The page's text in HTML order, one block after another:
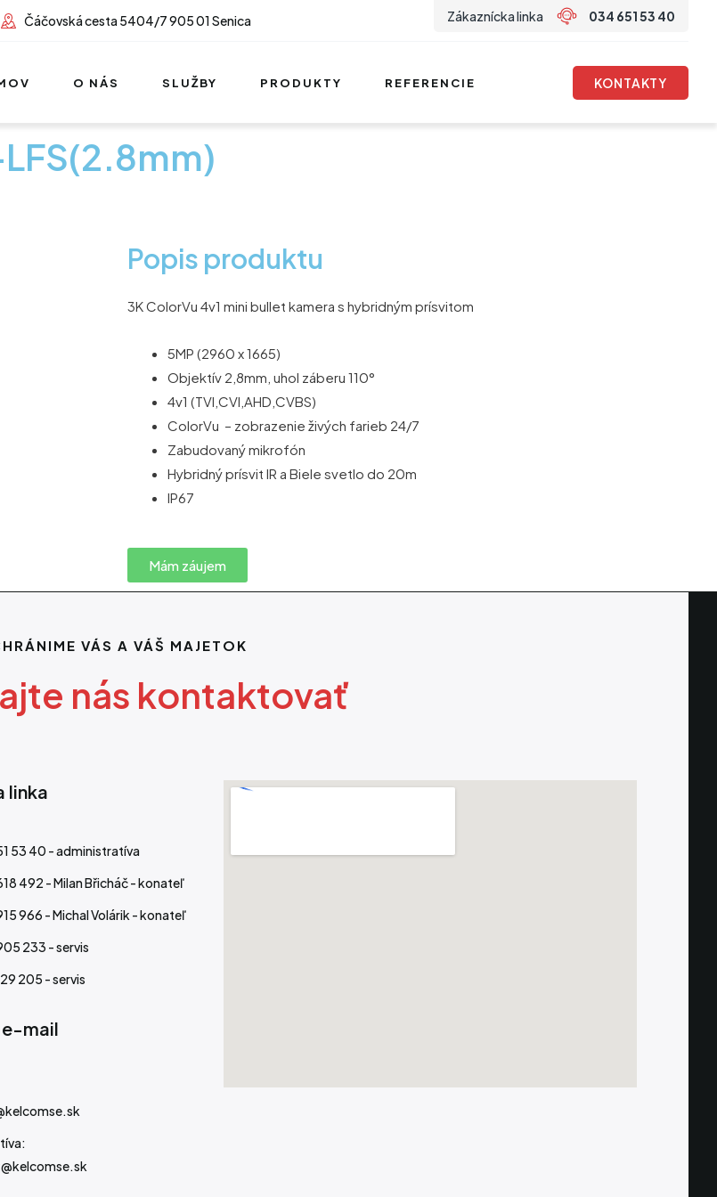
Čáčovská cesta 5404/7 905 01 Senica Zákaznícka linka 034 651 53 40
O NÁS SLUŽBY PRODUKTY REFERENCIE KONTAKTY
Popis produktu
3K ColorVu 4v1 mini bullet kamera s hybridným prísvitom
5MP (2960 x 1665)
Objektív 2,8mm, uhol záberu 110°
4v1 (TVI,CVI,AHD,CVBS)
ColorVu – zobrazenie živých farieb 24/7
Zabudovaný mikrofón
Hybridný prísvit IR a Biele svetlo do 20m
IP67
Mám záujem
VÁS A VÁŠ MAJETOK
nás kontaktovať
linka
53 40 - administratíva
492 - Milan Břicháč - konateľ
966 - Michal Volárik - konateľ
233 - servis
205 - servis
mail